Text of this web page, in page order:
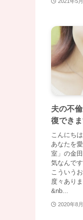
夫の不
復でき
こんにち
あなたを
室」の金
気なんで
こういう
度々あり
&nb...
2020年8